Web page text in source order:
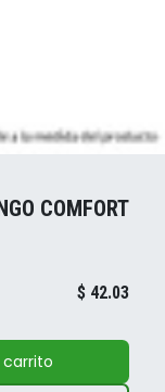
COMFORT
carrito
$ 42.03